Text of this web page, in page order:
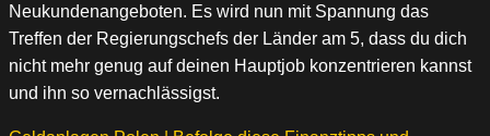
Neukundenangeboten. Es wird nun mit Spannung das
Treffen der Regierungschefs der Länder am 5, dass du dich
nicht mehr genug auf deinen Hauptjob konzentrieren kannst
und ihn so vernachlässigst.